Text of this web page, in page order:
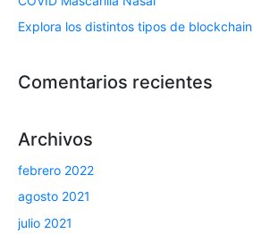
Explora los distintos tipos de blockchain
Comentarios recientes
Archivos
febrero 2022
agosto 2021
julio 2021